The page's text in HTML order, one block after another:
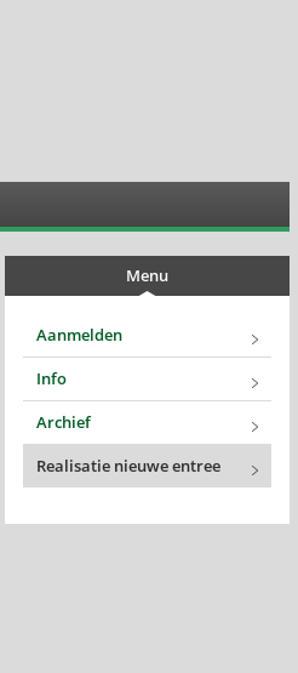
Menu
Aanmelden
Info
Archief
Realisatie nieuwe entree